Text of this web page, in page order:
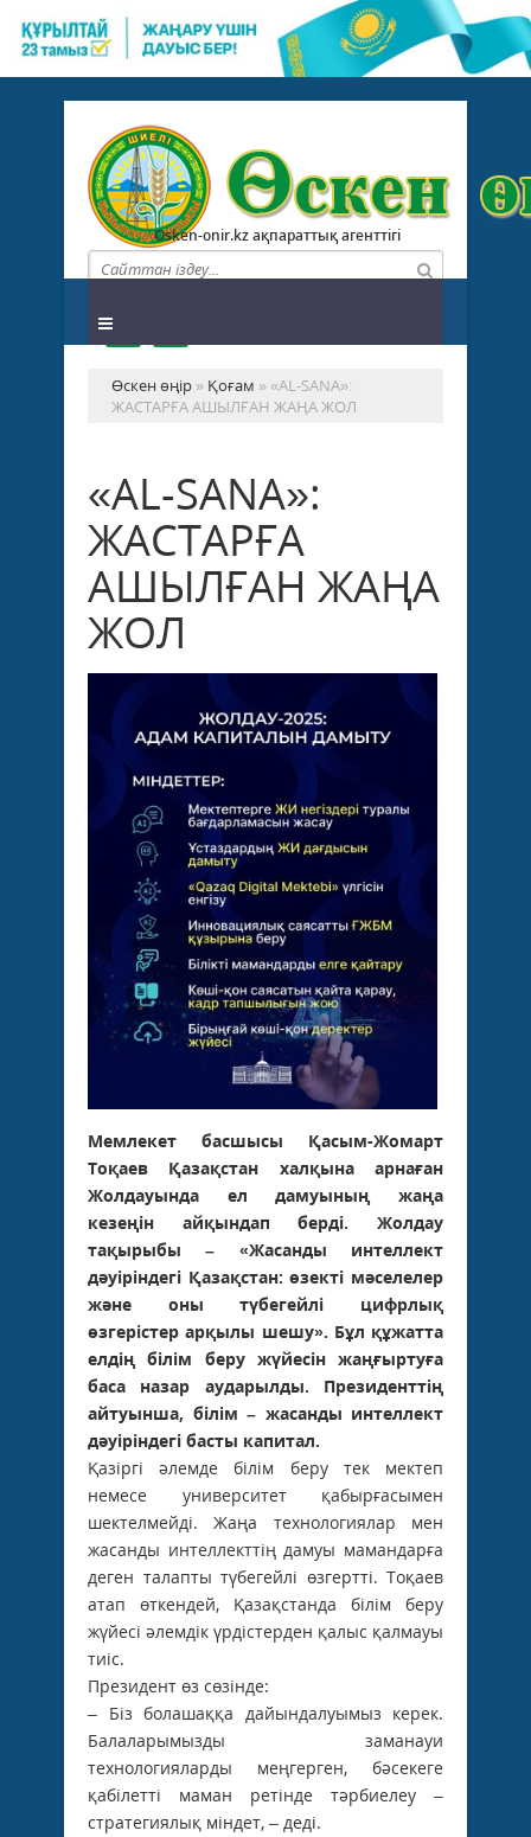
Osken-onir.kz ақпараттық агенттігі
Өскен өңір » Қоғам » «AL-SANA»:
ЖАСТАРҒА АШЫЛҒАН ЖАҢА ЖОЛ
«AL-SANA»:
ЖАСТАРҒА
АШЫЛҒАН ЖАҢА
ЖОЛ
Мемлекет басшысы Қасым-Жомарт
Тоқаев Қазақстан халқына арнаған
Жолдауында ел дамуының жаңа
кезеңін айқындап берді. Жолдау
тақырыбы – «Жасанды интеллект
дәуіріндегі Қазақстан: өзекті мәселелер
және оны түбегейлі цифрлық
өзгерістер арқылы шешу». Бұл құжатта
елдің білім беру жүйесін жаңғыртуға
баса назар аударылды. Президенттің
айтуынша, білім – жасанды интеллект
дәуіріндегі басты капитал.
Қазіргі әлемде білім беру тек мектеп
немесе университет қабырғасымен
шектелмейді. Жаңа технологиялар мен
жасанды интеллекттің дамуы мамандарға
деген талапты түбегейлі өзгертті. Тоқаев
атап өткендей, Қазақстанда білім беру
жүйесі әлемдік үрдістерден қалыс қалмауы
тиіс.
Президент өз сөзінде:
– Біз болашаққа дайындалуымыз керек.
Балаларымызды заманауи
технологияларды меңгерген, бәсекеге
қабілетті маман ретінде тәрбиелеу –
стратегиялық міндет, – деді.